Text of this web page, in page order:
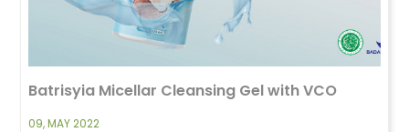
Batrisyia Micellar Cleansing Gel with VCO
09, MAY 2022